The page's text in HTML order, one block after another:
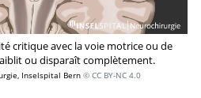
critique avec la voie motrice ou de
ou disparaît complètement.
Inselspital Bern © CC BY-NC 4.0